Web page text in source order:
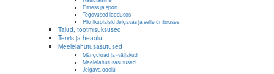
Fitness ja sport
Tegevused looduses
Piknikuplatsid Jelgavas ja selle ümbruses
Talud, tootmisüksused
Tervis ja heaolu
Meelelahutusasutused
Mängutoad ja -väljakud
Meelelahutusasutused
Jelgava ööelu